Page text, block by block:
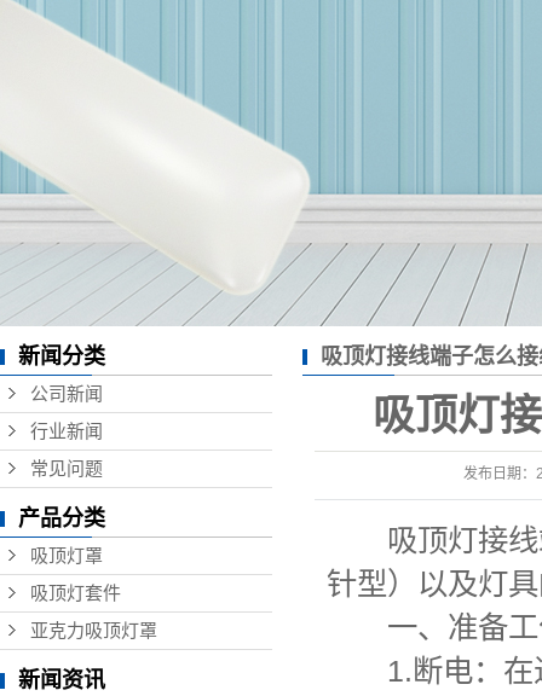
新闻分类
公司新闻
行业新闻
常见问题
产品分类
吸顶灯罩
吸顶灯套件
亚克力吸顶灯罩
新闻资讯
吸顶灯接线端子怎么
吸顶灯
发布日期：
吸顶灯接线
针型）以及灯
一、准备工
1.断电：在进